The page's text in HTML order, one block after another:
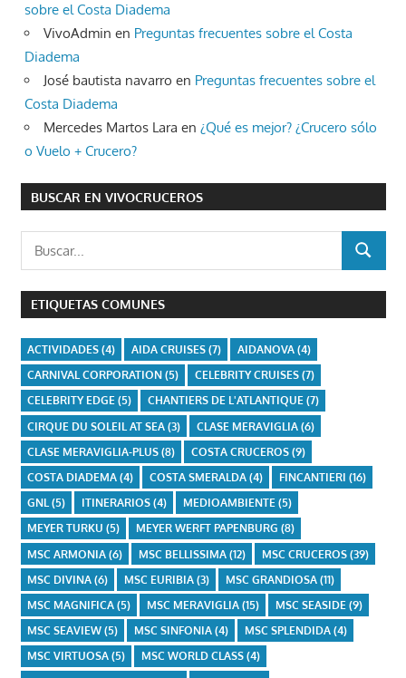
sobre el Costa Diadema
VivoAdmin en Preguntas frecuentes sobre el Costa
Diadema
José bautista navarro en Preguntas frecuentes sobre el
Costa Diadema
Mercedes Martos Lara en ¿Qué es mejor? ¿Crucero sólo
o Vuelo + Crucero?
BUSCAR EN VIVOCRUCEROS
BUSCAR
ETIQUETAS COMUNES
ACTIVIDADES(4) AIDA CRUISES(7) AIDANOVA(4)
CARNIVAL CORPORATION(5) CELEBRITY CRUISES(7)
CELEBRITY EDGE(5) CHANTIERS DE L'ATLANTIQUE(7)
CIRQUE DU SOLEIL AT SEA(3) CLASE MERAVIGLIA(6)
CLASE MERAVIGLIA-PLUS(8) COSTA CRUCEROS(9)
COSTA DIADEMA(4) COSTA SMERALDA(4) FINCANTIERI (16)
GNL(5) ITINERARIOS(4) MEDIOAMBIENTE(5)
MEYER TURKU (5) MEYER WERFT PAPENBURG (8)
MSC ARMONIA(6) MSC BELLISSIMA(12) MSC CRUCEROS(39)
MSC DIVINA(6) MSC EURIBIA(3) MSC GRANDIOSA(11)
MSC MAGNIFICA(5) MSC MERAVIGLIA(15) MSC SEASIDE (9)
MSC SEAVIEW(5) MSC SINFONIA(4) MSC SPLENDIDA(4)
MSC VIRTUOSA(5) MSC WORLD CLASS(4)